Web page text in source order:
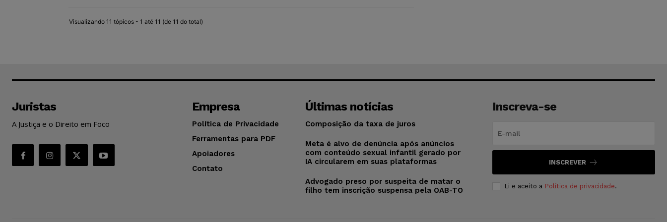
Visualizando 11 tópicos - 1 até 11 (de 11 do total)
Juristas
A Justiça e o Direito em Foco
Empresa
Política de Privacidade
Ferramentas para PDF
Apoiadores
Contato
Últimas notícias
Composição da taxa de juros
Meta é alvo de denúncia após anúncios
com conteúdo sexual infantil gerado por
IA circularem em suas plataformas
Advogado preso por suspeita de matar o
filho tem inscrição suspensa pela OAB-TO
Inscreva-se
INSCREVER
Li e aceito a Política de privacidade.